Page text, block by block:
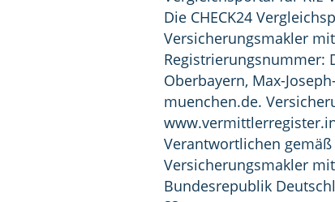
Die CHECK24
Versicherungsmakler
Registrierungsnummer:
Oberbayern, Max-
muenchen.de.
Verantwortlichen
Versicherungsmakler
Bundesrepublik